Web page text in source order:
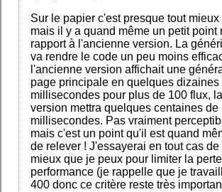
Sur le papier c'est presque tout
mais il y a quand même un petit point
rapport à l'ancienne version. La
va rendre le code un peu moins
l'ancienne version affichait une
page principale en quelques dizaines
millisecondes pour plus de 100 flux,
version mettra quelques centaines de
millisecondes. Pas vraiment
mais c'est un point qu'il est quand
de relever ! J'essayerai en tout cas de
mieux que je peux pour limiter la
performance (je rappelle que je
400 donc ce critère reste très